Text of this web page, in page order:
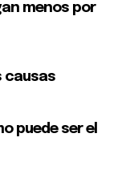
menos por
causas
puede ser el